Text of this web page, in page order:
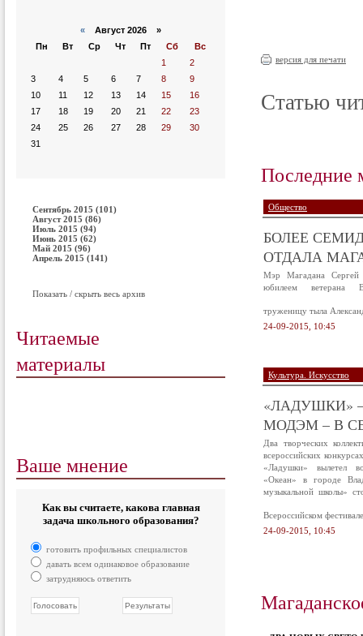
« Август 2026 »
Пн
Вт Ср Чт Пт Сб
Вс
1
2
3
4 5 6 7 8
9
10
11 12 13 14 15
16
17
18 19 20 21 22
23
24
25 26 27 28 29
30
31
Сентябрь 2015 (101)
Август 2015 (86)
Июль 2015 (94)
Июнь 2015 (62)
Май 2015 (96)
Апрель 2015 (141)
Показать / скрыть весь архив
Читаемые
материалы
Ваше мнение
Как вы считаете, какова главная
задача школьного образования?
готовить профильных специалистов
давать всем одинаковое образование
затрудняюсь ответить
версия для печати
Статью
Последние
Общество
БОЛЕЕ
ОТДАЛА
Мэр Магадана Сергей
юбилеем ветерана
труженицу тыла
24-09-2015, 10:45
Культура. Искусство
«ЛАДУШКИ»
МОДЭМ – В
Два творческих
всероссийских
«Ладушки» вылетел
«Океан» в городе
музыкальной школы»
Всероссийском
24-09-2015, 10:45